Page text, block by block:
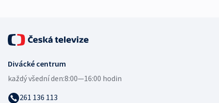
Divácké centrum
každý všední den:8:00—16:00 hodin
261 136 113